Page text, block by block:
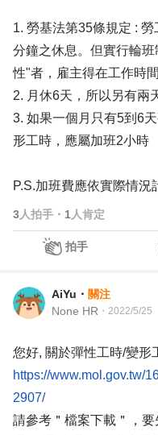
1. 勞基法第35條規定 :
分鐘之休息。但實行輪
性"者，雇主得在工作時
2. 月休6天，所以另有兩
3. 如果一個月只有5到6
形工時，應屬加班2小時
P.S.加班費應依實際情況
3人拍手 ・ 1 人肯定
拍手
AiYu ・ 關注
None HR ・ 2022/5/25
您好, 關於彈性工時/變形
https://www.mol.gov.tw/
2907/
請參考＂檔案下載＂，